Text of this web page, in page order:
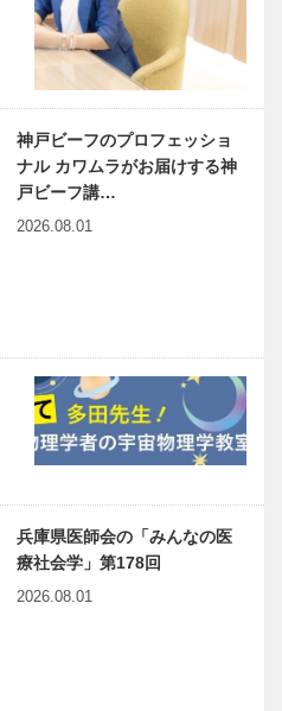
神戸ビーフのプロフェッショ
ナル カワムラがお届けする神
戸ビーフ講…
2026.08.01
兵庫県医師会の「みんなの医
療社会学」第178回
2026.08.01